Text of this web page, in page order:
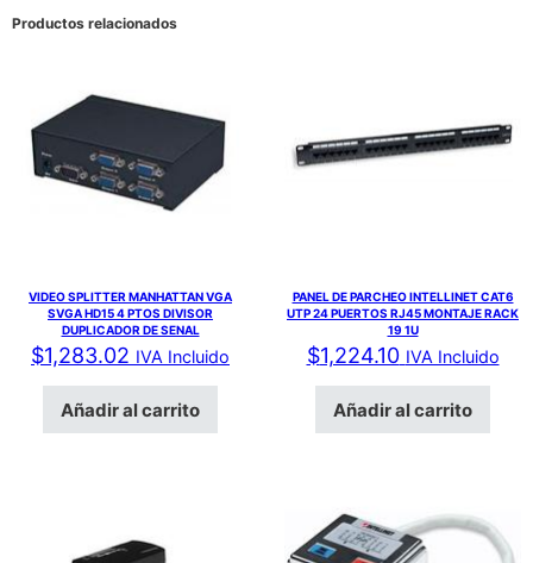
Productos relacionados
VIDEO SPLITTER MANHATTAN VGA
SVGA HD15 4 PTOS DIVISOR
DUPLICADOR DE SENAL
$1,283.02 IVA Incluido
Añadir al carrito
PANEL DE PARCHEO INTELLINET CAT6
UTP 24 PUERTOS RJ45 MONTAJE RACK
19 1U
$1,224.10 IVA Incluido
Añadir al carrito